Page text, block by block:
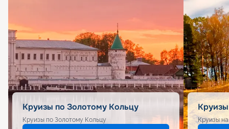
Круизы по Золотому Кольцу
Круизы по Золотому Кольцу Круизы